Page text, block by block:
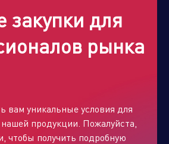
закупки для
рынка
вам уникальные условия для
продукции. Пожалуйста,
чтобы получить подробную